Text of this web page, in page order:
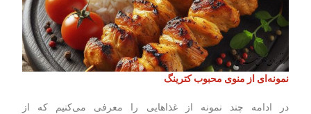
نمونه‌ای از منوی محبوب کترینگ
در ادامه چند نمونه از غذاهایی را معرفی می‌کنیم که از